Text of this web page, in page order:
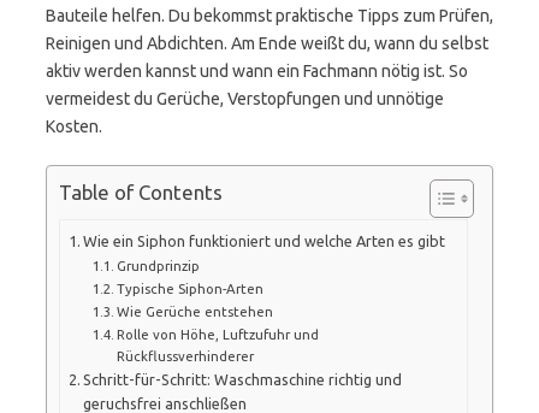
Bauteile helfen. Du bekommst praktische Tipps zum Prüfen,
Reinigen und Abdichten. Am Ende weißt du, wann du selbst
aktiv werden kannst und wann ein Fachmann nötig ist. So
vermeidest du Gerüche, Verstopfungen und unnötige
Kosten.
Table of Contents
Wie ein Siphon funktioniert und welche Arten es gibt
Grundprinzip
Typische Siphon-Arten
Wie Gerüche entstehen
Rolle von Höhe, Luftzufuhr und
Rückflussverhinderer
Schritt-für-Schritt: Waschmaschine richtig und
geruchsfrei anschließen